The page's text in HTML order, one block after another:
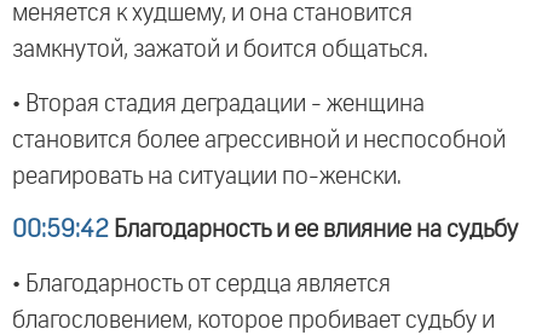
меняется к худшему, и она становится
замкнутой, зажатой и боится общаться.
• Вторая стадия деградации - женщина
становится более агрессивной и неспособной
реагировать на ситуации по-женски.
00:59:42 Благодарность и ее влияние на судьбу
• Благодарность от сердца является
благословением, которое пробивает судьбу и